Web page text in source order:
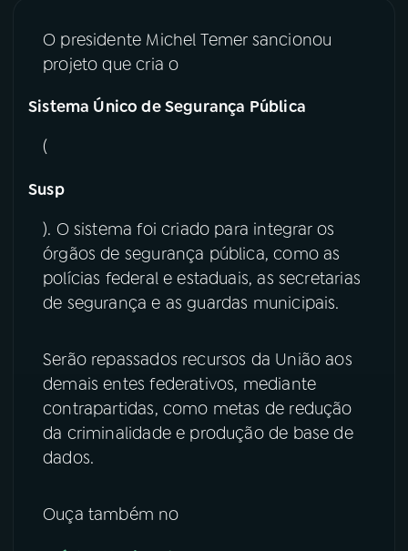
08FESTIVAL DE MÚSICA
TikTok
O presidente Michel Temer sancionou
projeto que cria o
Sistema Único de Segurança Pública
(
Susp
). O sistema foi criado para integrar os
órgãos de segurança pública, como as
polícias federal e estaduais, as secretarias
de segurança e as guardas municipais.
Serão repassados recursos da União aos
demais entes federativos, mediante
contrapartidas, como metas de redução
da criminalidade e produção de base de
dados.
Ouça também no